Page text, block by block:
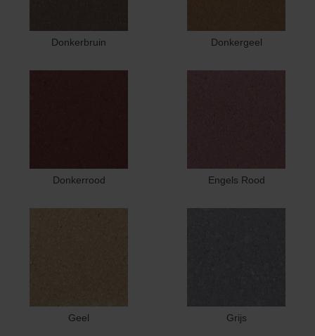
Donkerbruin Donkergeel
Donkerrood Engels Rood
Geel Grijs